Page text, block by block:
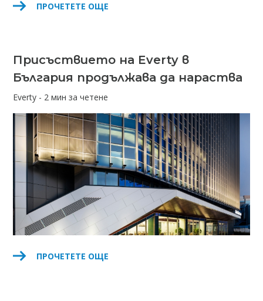
ПРОЧЕТЕТЕ ОЩЕ
Присъствието на Everty в
България продължава да нараства
Everty - 2 мин за четене
ПРОЧЕТЕТЕ ОЩЕ